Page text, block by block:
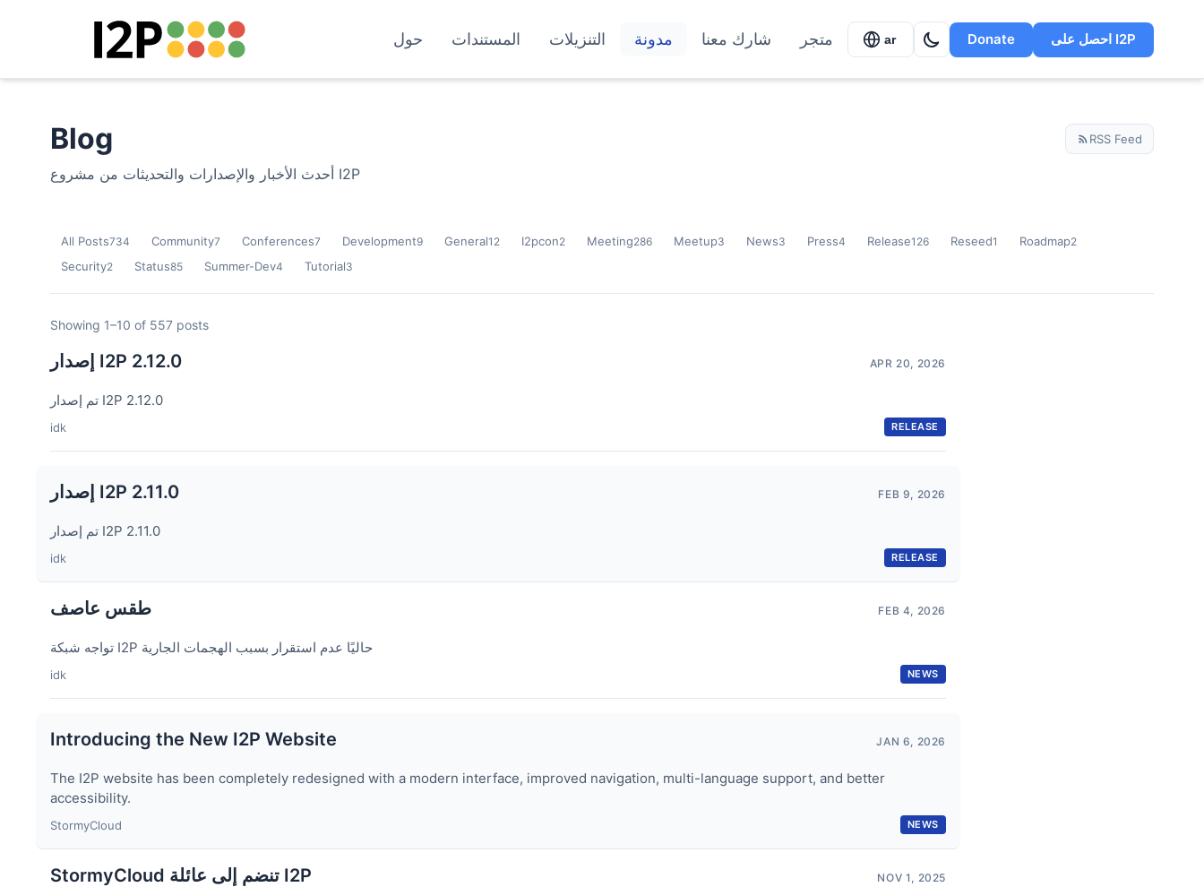
حول المستندات التنزيلات مدونة شارك معنا متجر ar Donate احصل على I2P
Blog RSS Feed
أحدث الأخبار والإصدارات والتحديثات من مشروع I2P
All Posts734 Community7 Conferences7 Development9 General12 I2pcon2 Meeting286 Meetup3 News3 Press4 Release126 Reseed1 Roadmap2
Security2 Status85 Summer-Dev4 Tutorial3
Showing 1–10 of 557 posts
إصدار I2P 2.12.0 APR 20, 2026
تم إصدار I2P 2.12.0
idk RELEASE
إصدار I2P 2.11.0 FEB 9, 2026
تم إصدار I2P 2.11.0
idk RELEASE
طقس عاصف FEB 4, 2026
تواجه شبكة I2P حاليًا عدم استقرار بسبب الهجمات الجارية
idk NEWS
Introducing the New I2P Website JAN 6, 2026
The I2P website has been completely redesigned with a modern interface, improved navigation, multi-language support, and better
accessibility.
StormyCloud NEWS
StormyCloud تنضم إلى عائلة I2P NOV 1, 2025